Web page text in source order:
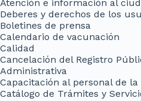
Atención e información al
Deberes y derechos de los
Boletines de prensa
Calendario de vacunación
Calidad
Cancelación del Registro
Administrativa
Capacitación al personal de la
Catálogo de Trámites y